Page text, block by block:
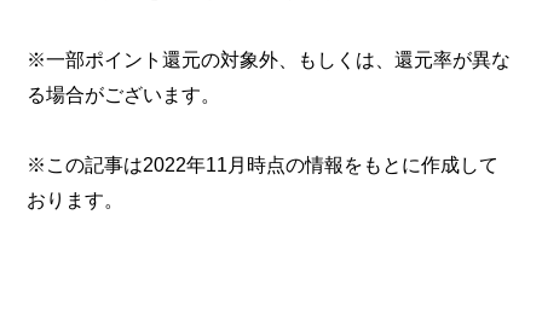
※一部ポイント還元の対象外、もしくは、還元率が異な
る場合がございます。
※この記事は2022年11月時点の情報をもとに作成して
おります。